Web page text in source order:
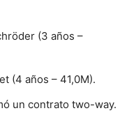
(3 años –
(4 años – 41,0M).
un contrato two-way.